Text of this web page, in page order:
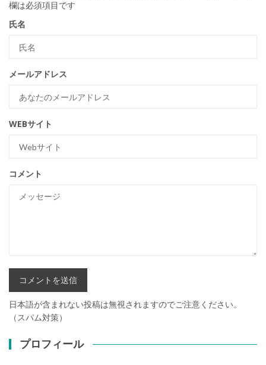
欄は必須項目です
氏名
メールアドレス
WEBサイト
コメント
日本語が含まれない投稿は無視されますのでご注意ください。
（スパム対策）
プロフィール